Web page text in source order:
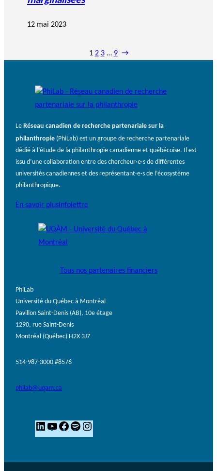
12 mai 2023
1 2 3 … 9 →
Le Réseau canadien de recherche partenariale sur la
philanthropie (PhiLab) est un groupe de recherche partenariale
dédié à l’étude de la philanthropie canadienne et québécoise. Il est
issu d’une collaboration entre des chercheur·e·s de différentes
universités canadiennes et des représentant·e·s de l’écosystème
philanthropique.
En savoir plus Infolettre
Tous nos partenaires financiers
PhiLab
Université du Québec à Montréal
Pavillon Saint-Denis (AB), 10e étage
1290, rue Saint-Denis
Montréal (Québec) H2X 3J7
514-987-3000 #8576
philab@uqam.ca
L
i
Y
o
F
a
S
p
n